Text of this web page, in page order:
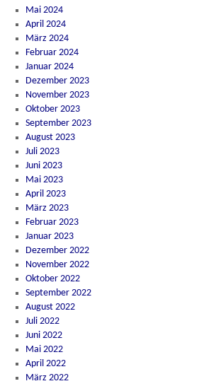
Mai 2024
April 2024
März 2024
Februar 2024
Januar 2024
Dezember 2023
November 2023
Oktober 2023
September 2023
August 2023
Juli 2023
Juni 2023
Mai 2023
April 2023
März 2023
Februar 2023
Januar 2023
Dezember 2022
November 2022
Oktober 2022
September 2022
August 2022
Juli 2022
Juni 2022
Mai 2022
April 2022
März 2022